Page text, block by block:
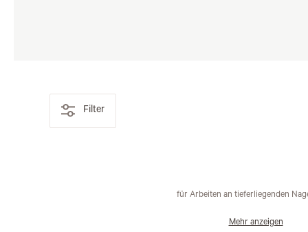
Filter
für Arbeiten an tieferliegenden
Mehr anzeigen